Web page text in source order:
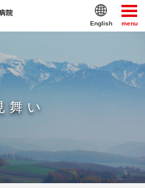
menu
English
舞い